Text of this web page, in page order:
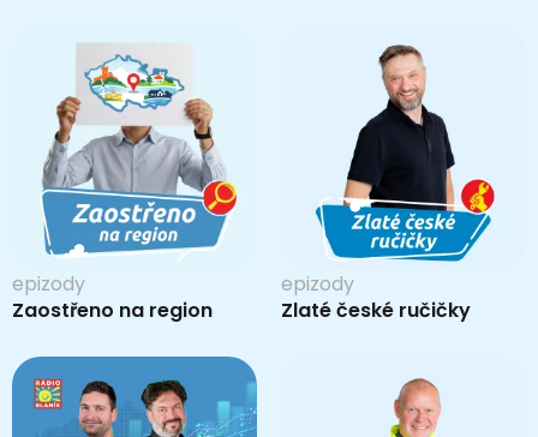
epizody
Zaostřeno na region
epizody
Zlaté české ručičky